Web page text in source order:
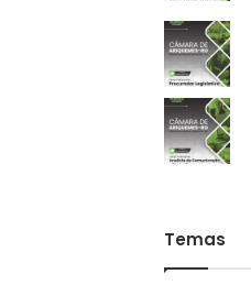
Temas